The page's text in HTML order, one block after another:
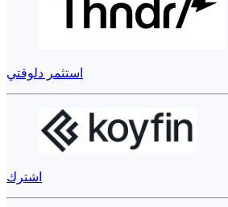
استثمر دلوقتي
اشترك